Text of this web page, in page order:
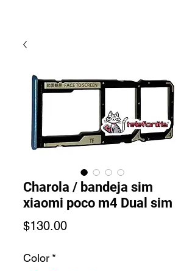
Charola / bandeja sim
xiaomi poco m4 Dual sim
$130.00Precio
Color *